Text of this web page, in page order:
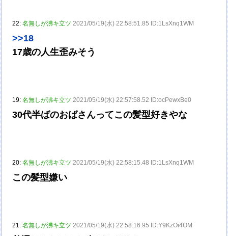
22:名無しが沸キ立ツ 2021/05/19(水) 22:58:51.85 ID:1LsXnq1WM
>>18
17歳の人生歪みそう
19:名無しが沸キ立ツ 2021/05/19(水) 22:57:58.52 ID:ocPewxBe0
30代半ばのおばさんってこの髪型好きやな
20:名無しが沸キ立ツ 2021/05/19(水) 22:58:15.48 ID:1LsXnq1WM
この髪型嫌い
21:名無しが沸キ立ツ 2021/05/19(水) 22:58:16.95 ID:Y9KzOi4OM